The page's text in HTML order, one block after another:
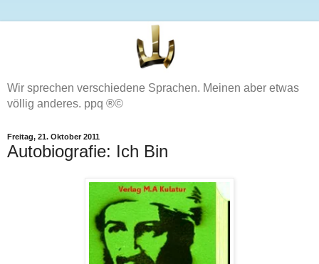
Wir sprechen verschiedene Sprachen. Meinen aber etwas
völlig anderes. ppq ®©
Freitag, 21. Oktober 2011
Autobiografie: Ich Bin